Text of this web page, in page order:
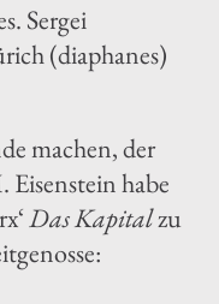
Sergei
(diaphanes)
machen, der
Eisenstein habe
Das Kapitalzu